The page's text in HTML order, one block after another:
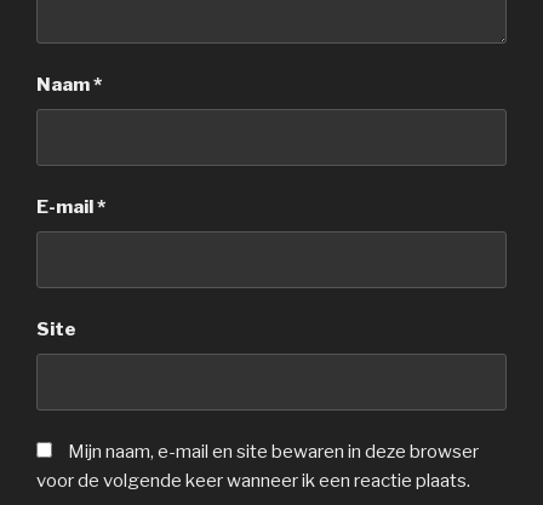
Naam*
E-mail *
Site
Mijn naam, e-mail en site bewaren in deze browser
voor de volgende keer wanneer ik een reactie plaats.